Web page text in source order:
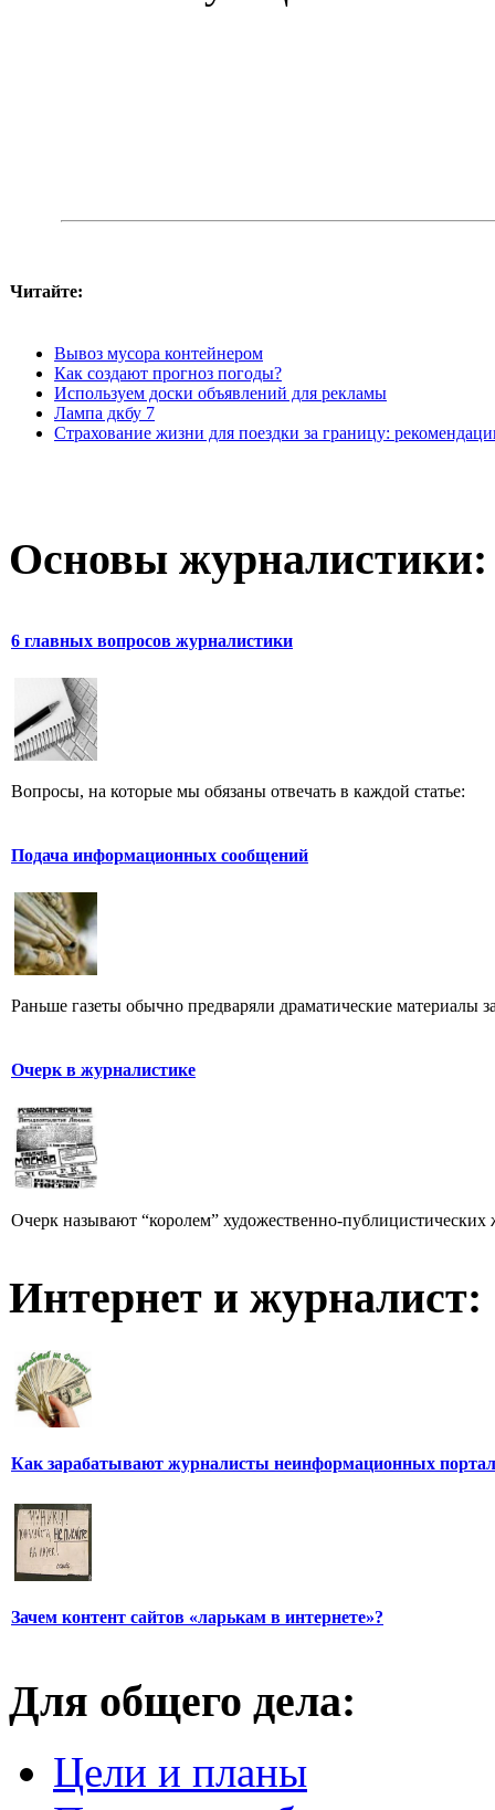
Читайте:
Вывоз мусора контейнером
Как создают прогноз погоды?
Используем доски объявлений для рекламы
Лампа дкбу 7
Страхование жизни для поездки за границу:
Основы журналистики:
6 главных вопросов журналистики
Вопросы, на которые мы обязаны отвечать в каждой статье:
Подача информационных сообщений
Раньше газеты обычно предваряли драматические материалы
Очерк в журналистике
Очерк называют “королем” художественно-публицистических
Интернет и журналист:
Как зарабатывают журналисты неинформационных
Зачем контент сайтов «ларькам в интернете»?
Для общего дела:
Цели и планы